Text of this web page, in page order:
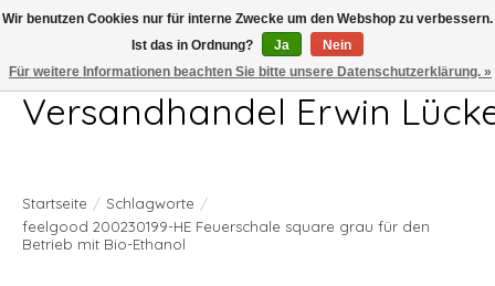
Telefon 04407 715872 MO-DO 7.00-17.00Uhr FR 7.00-13.00Uhr
Versandhandel Erwin
Startseite / Schlagworte /
feelgood 200230199-HE Feuerschale square grau für den
Betrieb mit Bio-Ethanol
Wir benutzen Cookies nur für interne Zwecke um den Webshop zu verbessern.
Ist das in Ordnung?
Ja
Nein
Für weitere Informationen beachten Sie bitte unsere Datenschutzerklärung. »